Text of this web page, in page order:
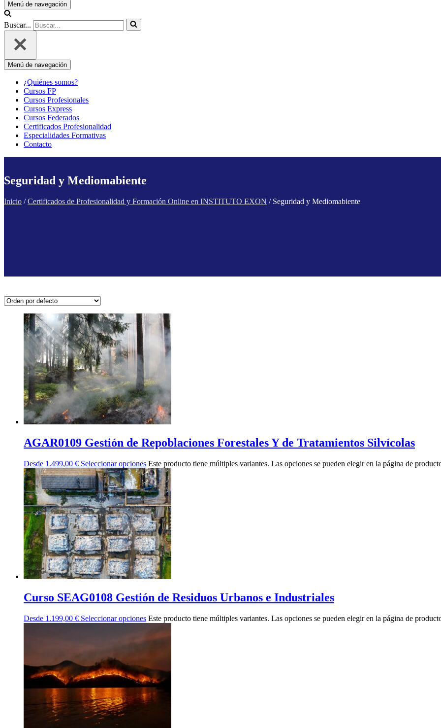
Menú de navegación
Buscar...
Menú de navegación
¿Quiénes somos?
Cursos FP
Cursos Profesionales
Cursos Express
Cursos Federados
Certificados Profesionalidad
Especialidades Formativas
Contacto
Seguridad y Mediomabiente
Inicio /Certificados de Profesionalidad y Formación Online en INSTITUTO EXON / Seguridad y Mediomabiente
AGAR0109 Gestión de Repoblaciones Forestales Y de Tratamientos Silvícolas
Desde 1.499,00 € Seleccionar opciones Este producto tiene múltiples variantes. Las opciones se pueden elegir en la página de
Curso SEAG0108 Gestión de Residuos Urbanos e Industriales
Desde 1.199,00 € Seleccionar opciones Este producto tiene múltiples variantes. Las opciones se pueden elegir en la página de